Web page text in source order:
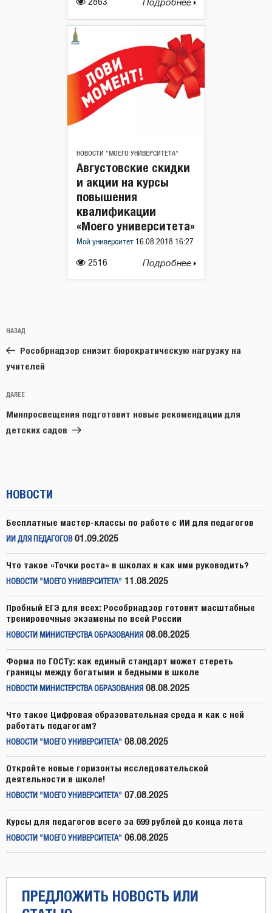
2863 Подробнее
НОВОСТИ "МОЕГО УНИВЕРСИТЕТА"
2516
Августовские скидки
и акции на курсы
повышения
квалификации
«Моего университета»
Мой университет 16.08.2018 16:27
Подробнее
по
записям
Предыдущая
запись:
НАЗАД
Рособрнадзор снизит бюрократическую нагрузку на
учителей
Следующая
запись
ДАЛЕЕ
Минпросвещения подготовит новые рекомендации для
детских садов
НОВОСТИ
Бесплатные мастер-классы по работе с ИИ для педагогов
ИИ ДЛЯ ПЕДАГОГОВ 01.09.2025
Что такое «Точки роста» в школах и как ими руководить?
НОВОСТИ "МОЕГО УНИВЕРСИТЕТА" 11.08.2025
Пробный ЕГЭ для всех: Рособрнадзор готовит масштабные
тренировочные экзамены по всей России
НОВОСТИ МИНИСТЕРСТВА ОБРАЗОВАНИЯ 08.08.2025
Форма по ГОСТу: как единый стандарт может стереть
границы между богатыми и бедными в школе
НОВОСТИ МИНИСТЕРСТВА ОБРАЗОВАНИЯ 08.08.2025
Что такое Цифровая образовательная среда и как с ней
работать педагогам?
НОВОСТИ "МОЕГО УНИВЕРСИТЕТА" 08.08.2025
Откройте новые горизонты исследовательской
деятельности в школе!
НОВОСТИ "МОЕГО УНИВЕРСИТЕТА" 07.08.2025
Курсы для педагогов всего за 699 рублей до конца лета
НОВОСТИ "МОЕГО УНИВЕРСИТЕТА" 06.08.2025
ПРЕДЛОЖИТЬ НОВОСТЬ ИЛИ